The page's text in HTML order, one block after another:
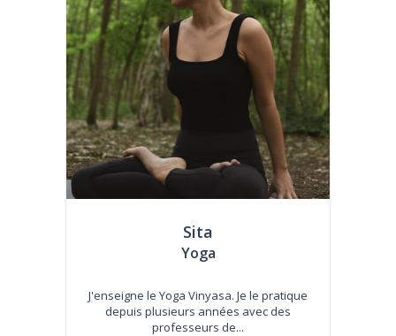
Sita
Yoga
J'enseigne le Yoga Vinyasa. Je le pratique
depuis plusieurs années avec des
professeurs de...